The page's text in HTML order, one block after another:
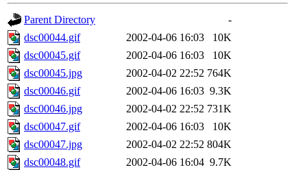
Parent Directory
-
dsc00044.gif
2002-04-06 16:03
10K
dsc00045.gif
2002-04-06 16:03
10K
dsc00045.jpg
2002-04-02 22:52 764K
dsc00046.gif
2002-04-06 16:03 9.3K
dsc00046.jpg
2002-04-02 22:52 731K
dsc00047.gif
2002-04-06 16:03
10K
dsc00047.jpg
2002-04-02 22:52 804K
dsc00048.gif
2002-04-06 16:04 9.7K